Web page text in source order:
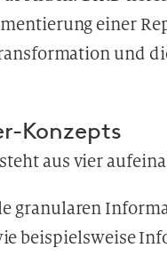
einer
und
Konzepts
aus vier
granularen
beispielsweise